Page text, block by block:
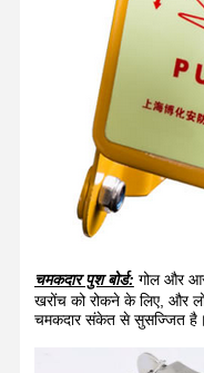
चमकदार पुश बोर्ड: गोल और
खरोंच को रोकने के लिए, और
चमकदार संकेत से सुसज्जित है।